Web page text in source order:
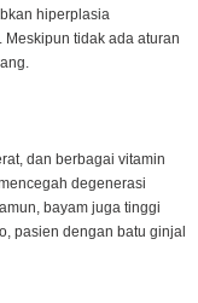
hiperplasia
tidak ada aturan
dan berbagai vitamin
degenerasi
bayam juga tinggi
pasien dengan batu ginjal